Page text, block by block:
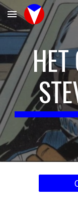
Skip to main content